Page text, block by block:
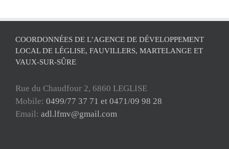
COORDONNÉES DE L’AGENCE DE DÉVELOPPEMENT
LOCAL DE LÉGLISE, FAUVILLERS, MARTELANGE ET
VAUX-SUR-SÛRE
Rue du Chaudfour 2, 6860 LEGLISE
Mobile: 0499/77 37 71 et 0471/09 98 28
Email: adl.lfmv@gmail.com